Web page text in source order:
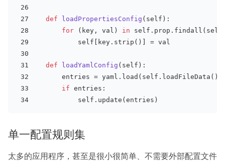
def loadPropertiesConfig ( self ):
for (key, val) in
           self[key.strip()] = val
def loadYamlConfig ( self ):
       entries = yaml.load(self.loadFileData())
if entries:
           self.update(entries)
单一配置规则集
太多的应用程序，甚至是很小很简单、不需要外部配置文件